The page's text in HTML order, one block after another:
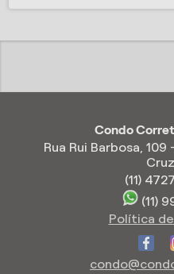
Condo
Rua Rui Barbosa,
(11)
(11)
Política